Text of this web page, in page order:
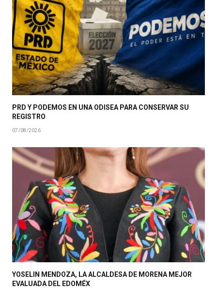
PRD Y PODEMOS EN UNA ODISEA PARA CONSERVAR SU
REGISTRO
07/08/2026
YOSELIN MENDOZA, LA ALCALDESA DE MORENA MEJOR
EVALUADA DEL EDOMÉX